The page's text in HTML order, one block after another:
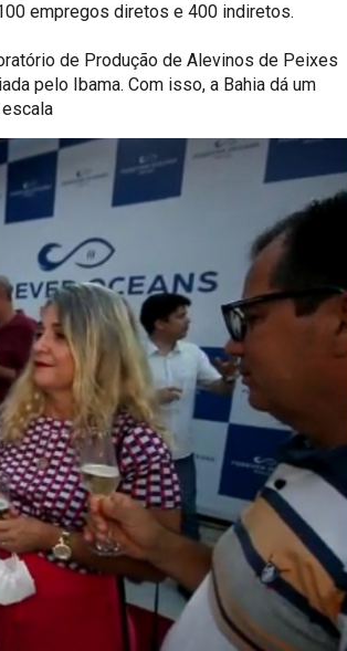
empregos diretos e 400 indiretos.
de Produção de Alevinos de Peixes
pelo Ibama. Com isso, a Bahia dá um